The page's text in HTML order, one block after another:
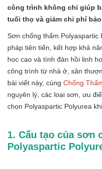
công trình không chỉ giúp
tuổi thọ và giảm chi phí
Sơn chống thấm
pháp tiên tiến, kết hợp khả
học cao và tính đàn hồi linh
công trình từ nhà ở, sân
bài viết này, cùng Chống
nguyên lý, các loại sơn, ưu
chọn Polyaspartic Polyurea
1. Cấu tạo của sơn
Polyaspartic